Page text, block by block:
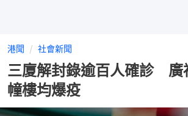
港聞 社會新聞
三廈解封錄逾百人確診 廣
幢樓均爆疫